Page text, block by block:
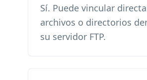
Sí. Puede vincular
archivos o directorios
su servidor FTP.